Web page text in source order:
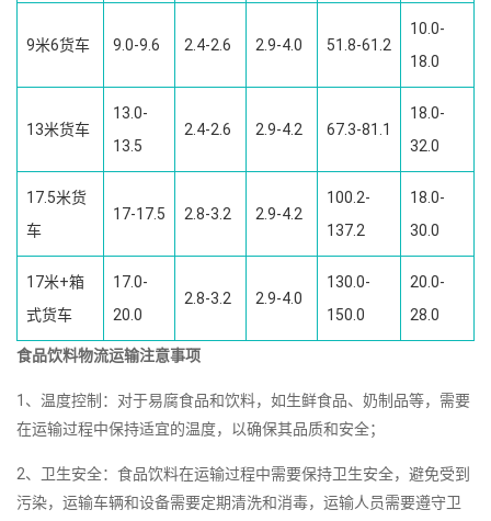
9米6货车 9.0-9.6 2.4-2.6 2.9-4.0 51.8-61.2
10.0-
18.0
13米货车
13.0-
13.5
2.4-2.6 2.9-4.2 67.3-81.1
18.0-
32.0
17.5米货
车
17-17.5 2.8-3.2 2.9-4.2
100.2-
137.2
18.0-
30.0
17米+箱
式货车
17.0-
20.0
2.8-3.2 2.9-4.0
130.0-
150.0
20.0-
28.0
食品饮料物流运输注意事项
1、温度控制：对于易腐食品和饮料，如生鲜食品、奶制品等，需要
在运输过程中保持适宜的温度，以确保其品质和安全；
2、卫生安全：食品饮料在运输过程中需要保持卫生安全，避免受到
污染，运输车辆和设备需要定期清洗和消毒，运输人员需要遵守卫